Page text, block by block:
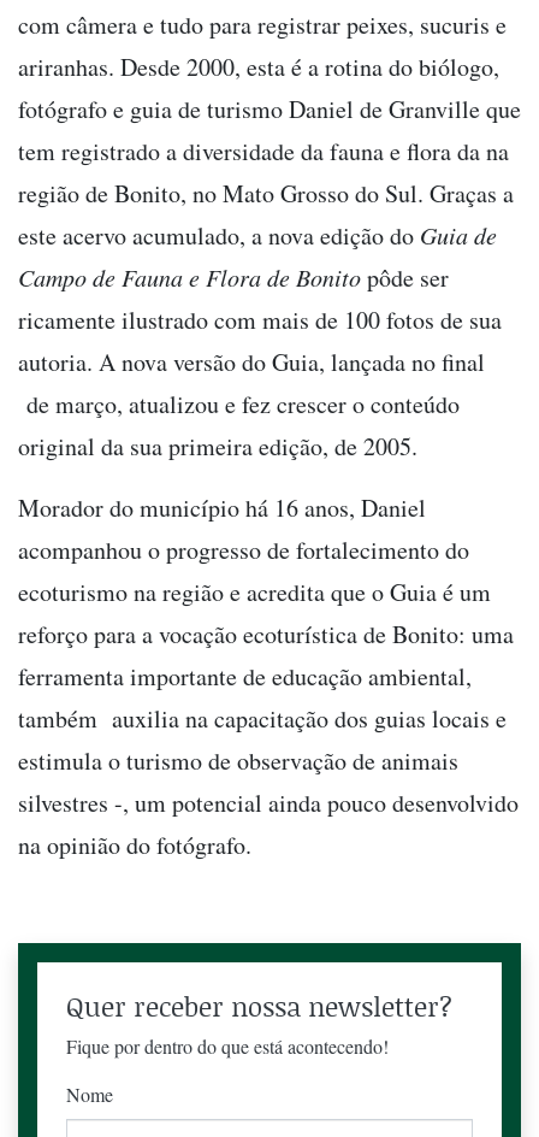
com câmera e tudo para registrar peixes, sucuris e
ariranhas. Desde 2000, esta é a rotina do biólogo,
fotógrafo e guia de turismo Daniel de Granville que
tem registrado a diversidade da fauna e flora da na
região de Bonito, no Mato Grosso do Sul. Graças a
este acervo acumulado, a nova edição do Guia de
Campo de Fauna e Flora de Bonitopôde ser
ricamente ilustrado com mais de 100 fotos de sua
autoria. A nova versão do Guia, lançada no final
de março, atualizou e fez crescer o conteúdo
original da sua primeira edição, de 2005.
Morador do município há 16 anos, Daniel
acompanhou o progresso de fortalecimento do
ecoturismo na região e acredita que o Guia é um
reforço para a vocação ecoturística de Bonito: uma
ferramenta importante de educação ambiental,
também auxilia na capacitação dos guias locais e
estimula o turismo de observação de animais
silvestres -, um potencial ainda pouco desenvolvido
na opinião do fotógrafo.
Quer receber nossa newsletter?
Fique por dentro do que está acontecendo!
Nome